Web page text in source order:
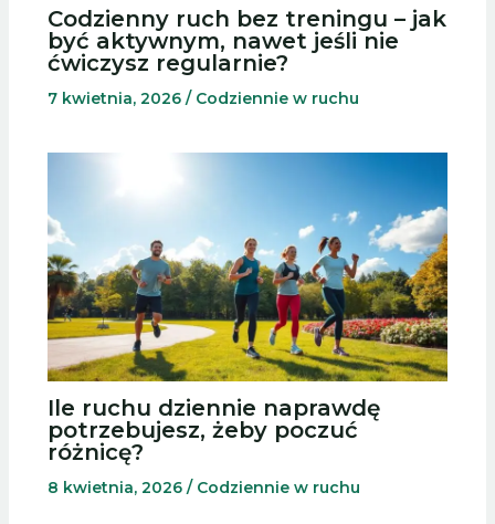
Codzienny ruch bez treningu – jak
być aktywnym, nawet jeśli nie
ćwiczysz regularnie?
7 kwietnia, 2026 / Codziennie w ruchu
Ile ruchu dziennie naprawdę
potrzebujesz, żeby poczuć
różnicę?
8 kwietnia, 2026 / Codziennie w ruchu